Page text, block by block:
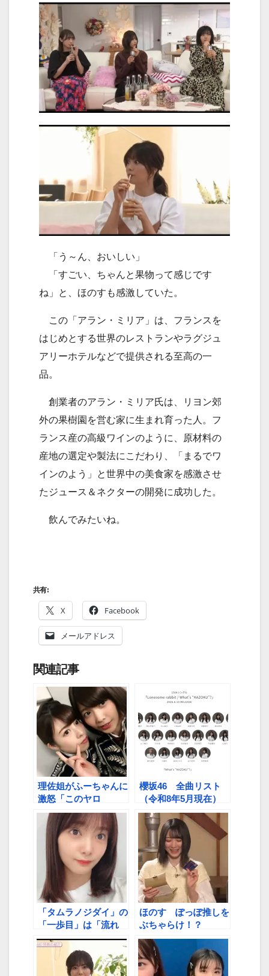
「う～ん、おいしい」
「すごい、ちゃんと果物って感じです
ね」と、ほのすも感激していた。
この「アラン・ミリア」は、フランスを
はじめとする世界のレストランやラグジュ
アリーホテルなどで提供される至高の一
品。
創業者のアラン・ミリア氏は、リヨン郊
外の果樹園を営む家に生まれ育った人。フ
ランス産の高級ワインのように、原材料の
産地の選定や製法にこだわり、「まるでワ
インのよう」と世界中の美食家を感激させ
たジュース＆ネクターの開発に成功した。
飲んでみたいね。
共有:
X Facebook
メールアドレス
関連記事
理佐姐がふーちゃんに
激怒「このヤロ
ー！！」
櫻坂46 全曲リスト
（令和8年5月現在）
「タムラノジダイ」の
「一歩目」は「流れ
弾」 櫻坂46・田村
保乃が3rdシングルで
初センター
ほのす ぽっぽ推しを
ぶちゃらけ！？
Webトーク番組「モ
リタクラブ」